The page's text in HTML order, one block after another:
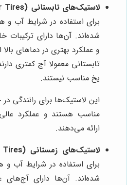
لاستیک‌های تابستانی (Summer Tires):
برای استفاده در شرایط آب
شده‌اند. آن‌ها دارای
و عملکرد بهتری در دماهای
تابستانی معمولا آج کمتری
یخ مناسب نیستند.
این لاستیک‌ها برای رانندگی
مناسب هستند و عملکرد
ارائه می‌دهند.
لاستیک‌های زمستانی (Winter Tires):
برای استفاده در شرایط آب
شده‌اند. آن‌ها دارای آج‌های